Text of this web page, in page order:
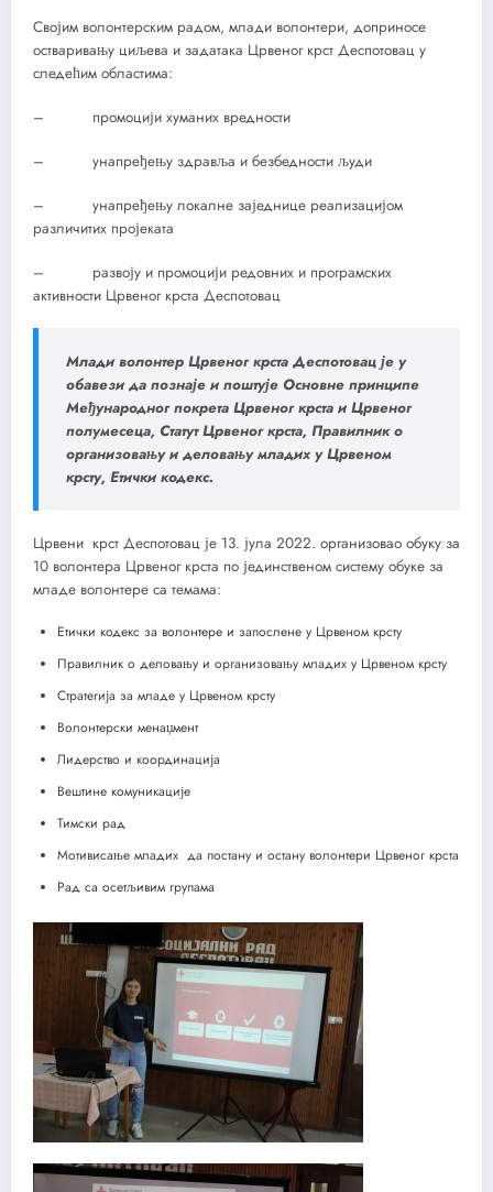
Својим волонтерским радом, млади волонтери, доприносе
остваривању циљева и задатака Црвеног крст Деспотовац у
следећим областима:
– промоцији хуманих вредности
– унапређењу здравља и безбедности људи
– унапређењу локалне заједнице реализацијом
различитих пројеката
– развоју и промоцији редовних и програмских
активности Црвеног крста Деспотовац
Млади волонтер Црвеног крста Деспотовац је у
обавези да познаје и поштује Основне принципе
Међународног покрета Црвеног крста и Црвеног
полумесеца, Статут Црвеног крста, Правилник о
организовању и деловању младих у Црвеном
крсту, Етички кодекс.
Црвени крст Деспотовац је 13. јула 2022. организовао обуку за
10 волонтера Црвеног крста по јединственом систему обуке за
младе волонтере са темама:
Етички кодекс за волонтере и запослене у Црвеном крсту
Правилник о деловању и организовању младих у Црвеном крсту
Стратегија за младе у Црвеном крсту
Волонтерски менаџмент
Лидерство и координација
Вештине комуникације
Тимски рад
Мотивисање младих да постану и остану волонтери Црвеног крста
Рад са осетљивим групама